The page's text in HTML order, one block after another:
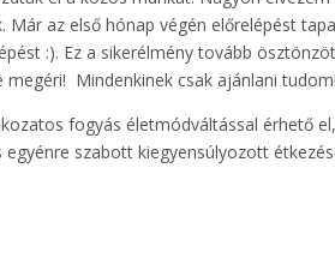
Már az első hónap végén előrelépést
:). Ez a sikerélmény tovább
megéri! Mindenkinek csak ajánlani
fogyás életmódváltással érhető
szabott kiegyensúlyozott